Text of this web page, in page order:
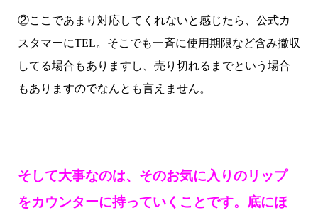
②ここであまり対応してくれないと感じたら、公式カ
スタマーにTEL。そこでも一斉に使用期限など含み撤収
してる場合もありますし、売り切れるまでという場合
もありますのでなんとも言えません。
そして大事なのは、そのお気に入りのリップ
をカウンターに持っていくことです。底にほ